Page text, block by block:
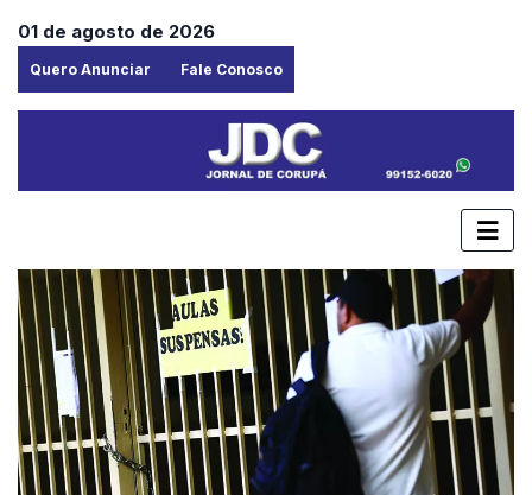
01 de agosto de 2026
Quero Anunciar Fale Conosco